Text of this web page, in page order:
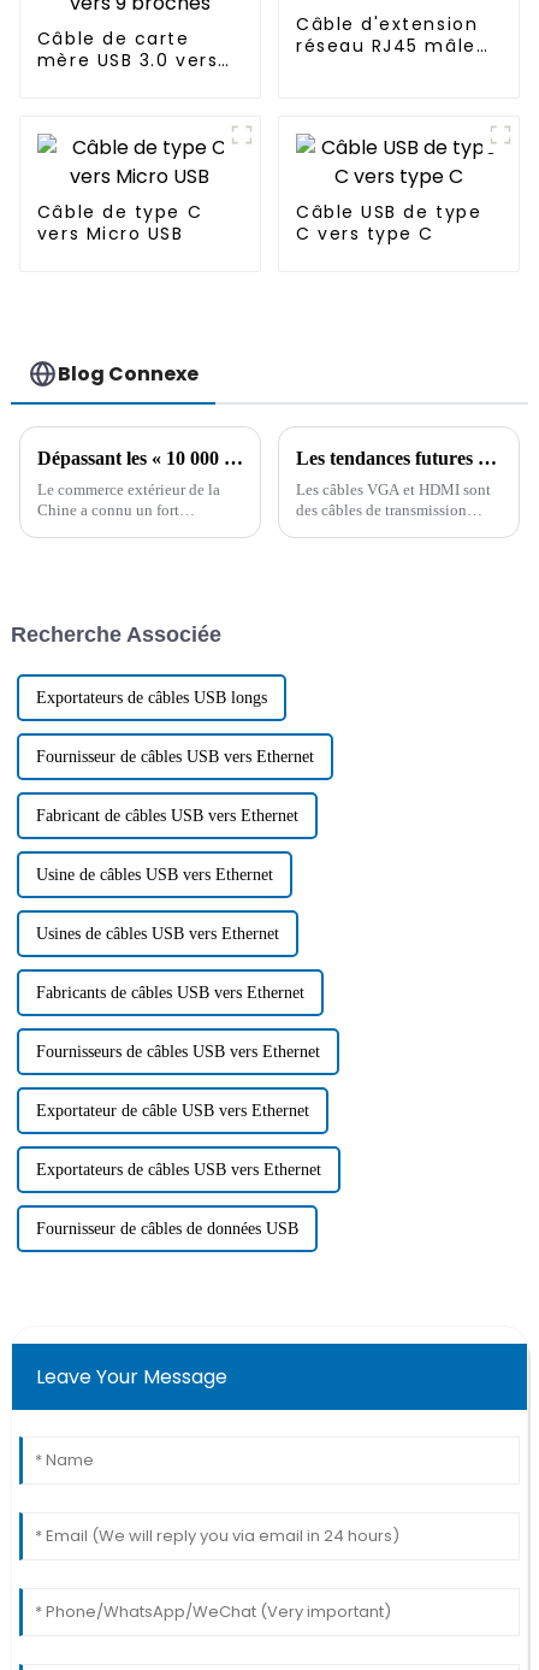
Câble de carte
mère USB 3.0 vers
Câble d'extension
réseau RJ45 mâle
Câble de type C
vers Micro USB
Câble USB de type
C vers type C
Blog Connexe
Dépassant les « 10 000 milliards », le taux de croissance du volume des importations et des exportations de la Chine au premier trimestre a atteint un nouveau sommet.
Le commerce extérieur de la
Chine a connu un fort
dépassant les 10 000 milliards
exportations, on compte
notamment les produits de
câbles…
Les tendances futures du développement des câbles de données à partir des différences entre les câbles VGA et HDMI
Les câbles VGA et HDMI sont
des câbles de transmission
Recherche Associée
Exportateurs de câbles USB longs
Fournisseur de câbles USB vers Ethernet
Fabricant de câbles USB vers Ethernet
Usine de câbles USB vers Ethernet
Usines de câbles USB vers Ethernet
Fabricants de câbles USB vers Ethernet
Fournisseurs de câbles USB vers Ethernet
Exportateur de câble USB vers Ethernet
Exportateurs de câbles USB vers Ethernet
Fournisseur de câbles de données USB
Leave Your Message